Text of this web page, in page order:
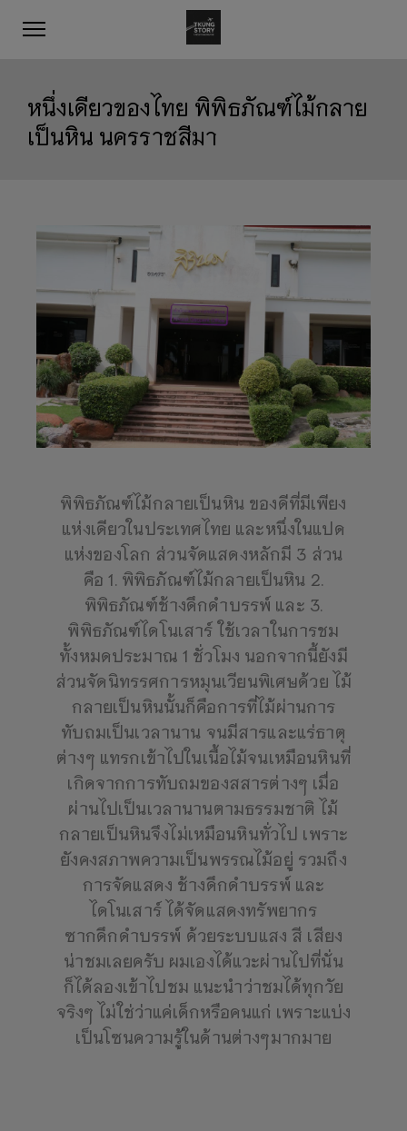
หนึ่งเดียวของไทย พิพิธภัณฑ์ไม้กลาย
เป็นหิน นครราชสีมา
พิพิธภัณฑ์ไม้กลายเป็นหิน ของดีที่มีเพียง
แห่งเดียวในประเทศไทย และหนึ่งในแปด
แห่งของโลก ส่วนจัดแสดงหลักมี 3 ส่วน
คือ 1. พิพิธภัณฑ์ไม้กลายเป็นหิน 2.
พิพิธภัณฑ์ช้างดึกดำบรรพ์ และ 3.
พิพิธภัณฑ์ไดโนเสาร์ ใช้เวลาในการชม
ทั้งหมดประมาณ 1 ชั่วโมง นอกจากนี้ยังมี
ส่วนจัดนิทรรศการหมุนเวียนพิเศษด้วย ไม้
กลายเป็นหินนั้นก็คือการที่ไม้ผ่านการ
ทับถมเป็นเวลานาน จนมีสารและแร่ธาตุ
ต่างๆ แทรกเข้าไปในเนื้อไม้จนเหมือนหินที่
เกิดจากการทับถมของสสารต่างๆ เมื่อ
ผ่านไปเป็นเวลานานตามธรรมชาติ ไม้
กลายเป็นหินจึงไม่เหมือนหินทั่วไป เพราะ
ยังคงสภาพความเป็นพรรณไม้อยู่ รวมถึง
การจัดแสดง ช้างดึกดำบรรพ์ และ
ไดโนเสาร์ ได้จัดแสดงทรัพยากร
ซากดึกดำบรรพ์ ด้วยระบบแสง สี เสียง
น่าชมเลยครับ ผมเองได้แวะผ่านไปที่นั่น
ก็ได้ลองเข้าไปชม แนะนำว่าชมได้ทุกวัย
จริงๆ ไม่ใช่ว่าแค่เด็กหรือคนแก่ เพราะแบ่ง
เป็นโซนความรู้ในด้านต่างๆมากมาย